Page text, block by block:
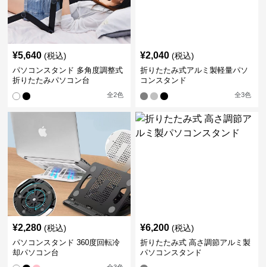
¥5,640 (税込)
パソコンスタンド 多角度調整式
折りたたみパソコン台
全2色
¥2,040 (税込)
折りたたみ式アルミ製軽量パソ
コンスタンド
全3色
¥2,280 (税込)
パソコンスタンド 360度回転冷
却パソコン台
¥6,200 (税込)
折りたたみ式 高さ調節アルミ製
パソコンスタンド